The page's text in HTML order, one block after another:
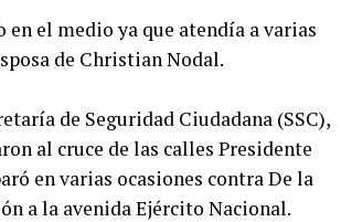
en el medio ya que atendía a varias
de Christian Nodal.
de Seguridad Ciudadana (SSC),
al cruce de las calles Presidente
en varias ocasiones contra De la
a la avenida Ejército Nacional.